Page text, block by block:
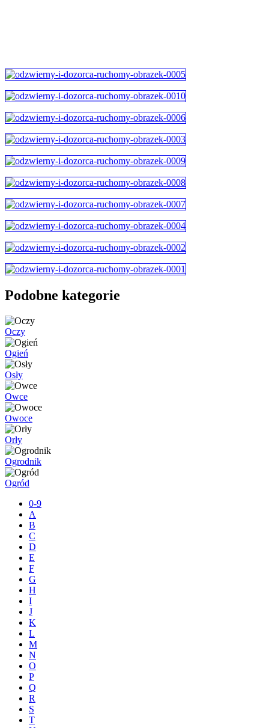
Podobne kategorie
Oczy
Ogień
Osły
Owce
Owoce
Orły
Ogrodnik
Ogród
0-9
A
B
C
D
E
F
G
H
I
J
K
L
M
N
O
P
Q
R
S
T